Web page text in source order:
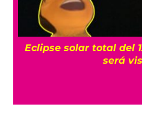
Eclipse solar total del
será